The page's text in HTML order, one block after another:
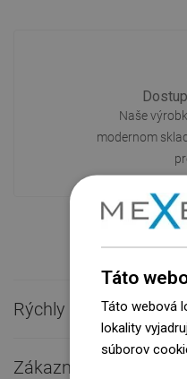
Naše
modernom
Rýchly kontakt
Zákaznícky servis
Táto
Táto webová
lokality
súborov